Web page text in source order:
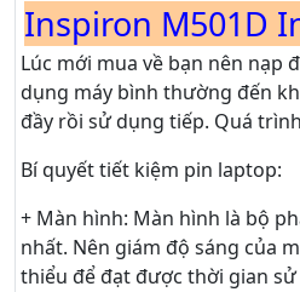
Inspiron M501D
Lúc mới mua về bạn nên nạp
dụng máy bình thường đến
đầy rồi sử dụng tiếp. Quá
Bí quyết tiết kiệm pin laptop:
+ Màn hình: Màn hình là bộ
nhất. Nên giám độ sáng của
thiểu để đạt được thời gian